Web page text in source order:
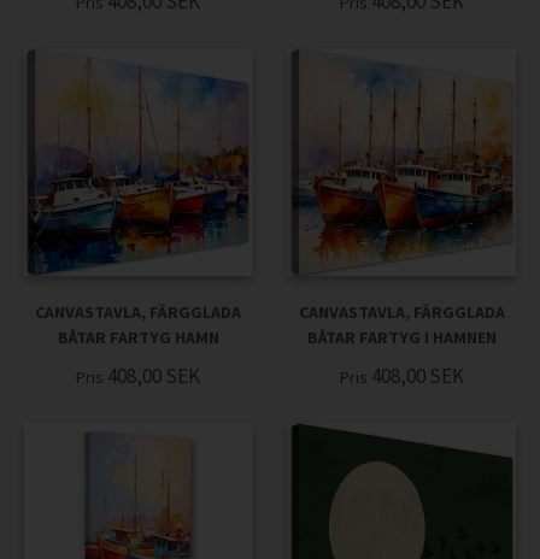
CANVASTAVLA, FÄRGGLADA
BÅTAR FARTYG HAMN
Pris 408,00 SEK
CANVASTAVLA, FÄRGGLADA
BÅTAR FARTYG I HAMNEN
Pris 408,00 SEK